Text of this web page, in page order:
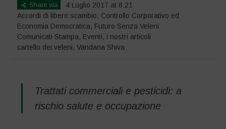
Share via
4 Luglio 2017 at 8:21
Accordi di libero scambio, Controllo Corporativo ed
Economia Democratica, Futuro Senza Veleni
Comunicati Stampa, Eventi, i nostri articoli
cartello dei veleni,Vandana Shiva
Trattati commerciali e pesticidi: a
rischio salute e occupazione